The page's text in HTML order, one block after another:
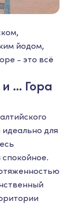
йодом,
- это всё
… Гора
для